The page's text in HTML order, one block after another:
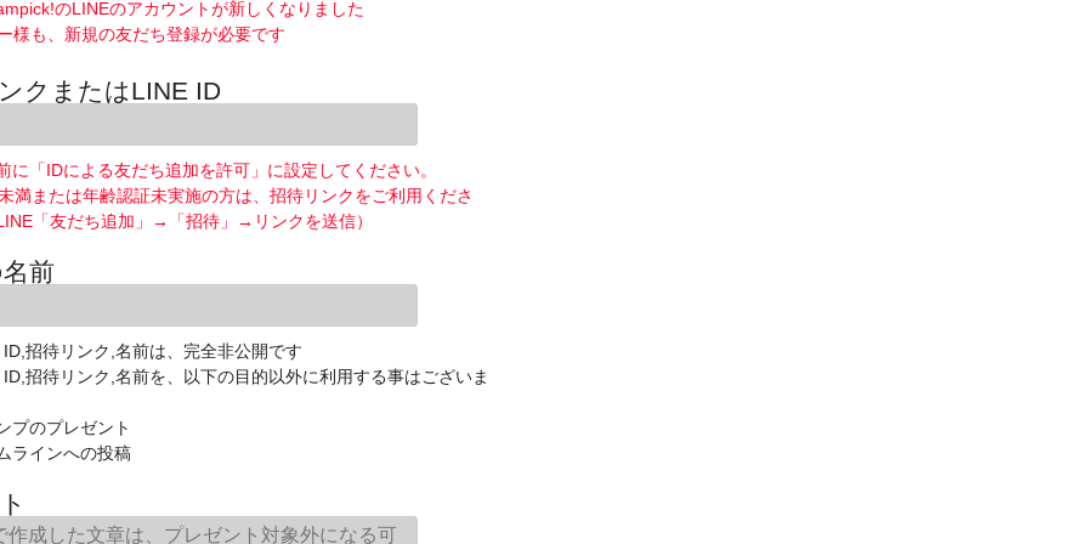
のLINEのアカウントが新しくなりました
様も、新規の友だち登録が必要です
クまたはLINE ID
に「IDによる友だち追加を許可」に設定してください。
満または年齢認証未実施の方は、招待リンクをご利用くださ
「友だち追加」→「招待」→リンクを送信）
前
招待リンク,名前は、完全非公開です
招待リンク,名前を、以下の目的以外に利用する事はございま
プのプレゼント
ラインへの投稿